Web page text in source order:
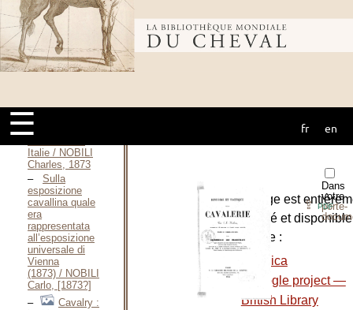
Bibliothèque
mondiale du
cheval
☰ fr en
D. [1906]
Tendances
actuelles de la
Cavalerie
Allemande — 2
e
Production
Italie / NOBILI
Charles, 1873
Sulla
esposizione
cavallina quale
era
rappresentata
all’esposizione
universale di
Vienna
(1873) / NOBILI
Carlo, [1873?]
Cavalry :
Dans
votre
porte-
⇪PDF
L’ouvrage est
numérisé et
le site de :
Gallica
Google project —
British Library